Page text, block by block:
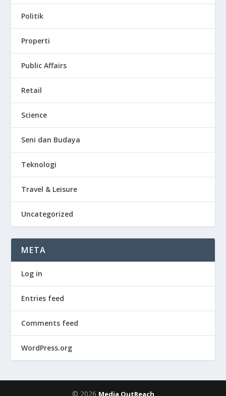
Politik
Properti
Public Affairs
Retail
Science
Seni dan Budaya
Teknologi
Travel & Leisure
Uncategorized
META
Log in
Entries feed
Comments feed
WordPress.org
© 2026 Media OutReach